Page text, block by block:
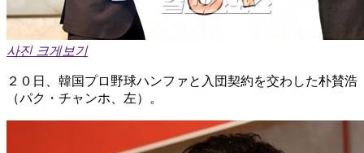
사진 크게보기
２０日、韓国プロ野球ハンファと入団契約を交わした朴賛浩
（パク・チャンホ、左）。